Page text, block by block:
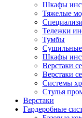
Шкафы
Тяжелые
Тележки
Тумбы
Шкафы
Верстаки
Верстаки
Системы
Стулья
Верстаки
Гардеробные